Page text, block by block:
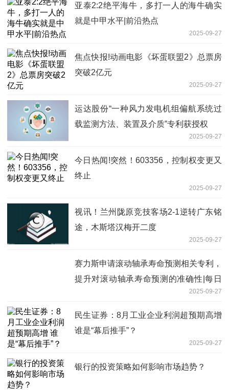
亚泰2:2绝平海牛，多打一人的海牛确实
就是中甲水平|前沿热点
2025-09-27
焦点快报!动画电影《坏蛋联盟2》总票房
突破2亿元
2025-09-27
运达股份“一种风力发电机组偏航系统过
载监测方法、装置及介质”专利获授权
2025-09-27
今日热闻!突然！603356，控制权变更又
终止
2025-09-27
视讯！兰州陇原竞技客场2-1逆转广东铭
途，木斯塔汉梅开二度
2025-09-27
赛力斯申请滚动轴承寿命预测相关专利，
提升对滚动轴承寿命预测的准确性|每日
2025-09-27
民生证券：8月工业企业利润超预期高增
谁是“幕后推手”？
2025-09-27
银行的投资策略如何影响市场趋势？